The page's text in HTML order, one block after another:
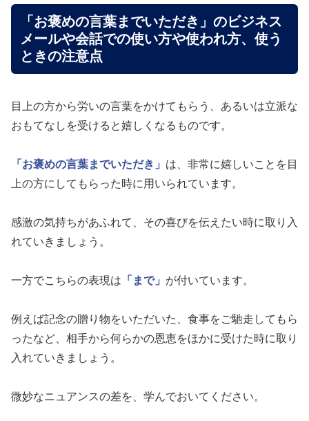
「お褒めの言葉までいただき」のビジネス
メールや会話での使い方や使われ方、使う
ときの注意点
目上の方から労いの言葉をかけてもらう、あるいは立派な
おもてなしを受けると嬉しくなるものです。
「お褒めの言葉までいただき」 は、非常に嬉しいことを目
上の方にしてもらった時に用いられています。
感激の気持ちがあふれて、その喜びを伝えたい時に取り入
れていきましょう。
一方でこちらの表現は 「まで」 が付いています。
例えば記念の贈り物をいただいた、食事をご馳走してもら
ったなど、相手から何らかの恩恵をほかに受けた時に取り
入れていきましょう。
微妙なニュアンスの差を、学んでおいてください。